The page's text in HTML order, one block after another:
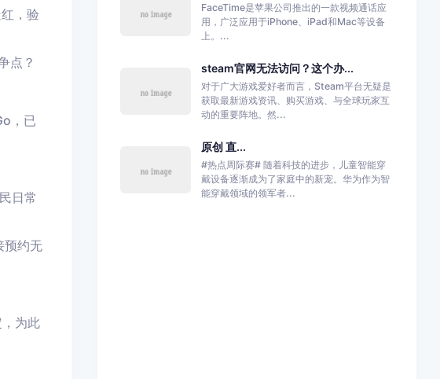
，验
点？
，已
日常
预约无
为此
FaceTime是苹果公司推出的一款视频通话应
用，广泛应用于iPhone、iPad和Mac等设备
上。...
steam官网无法访问？这个办...
对于广大游戏爱好者而言，Steam平台无疑是
获取最新游戏资讯、购买游戏、与全球玩家互
动的重要阵地。然...
原创 直...
#热点周际赛# 随着科技的进步，儿童智能穿
戴设备逐渐成为了家庭中的新宠。华为作为智
能穿戴领域的领军者...